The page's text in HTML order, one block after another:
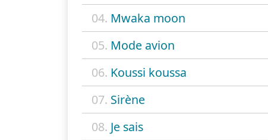
04. Mwaka moon
05. Mode avion
06. Koussi koussa
07. Sirène
08. Je sais